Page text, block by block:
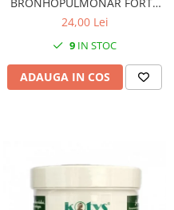
SIROP 200 ML
24,00 Lei
9 IN STOC
ADAUGA IN COS